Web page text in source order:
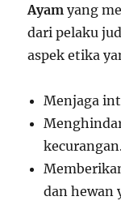
Ayam yang
dari pelaku
aspek etika
Menjaga
dan hewan